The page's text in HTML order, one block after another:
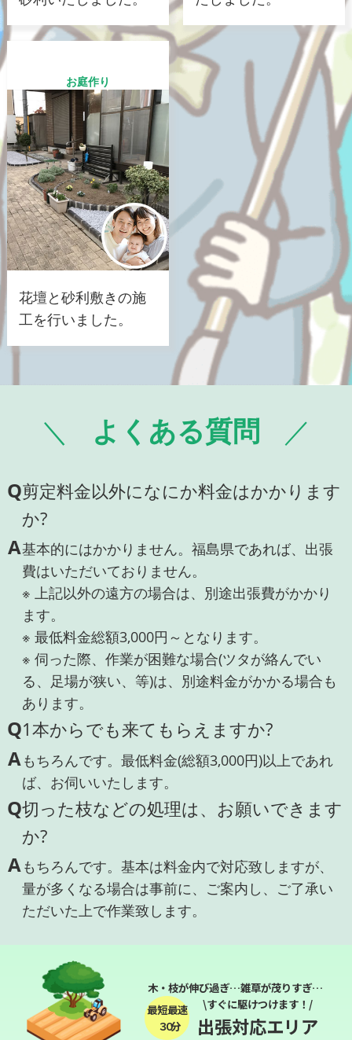
お庭作り
花壇と砂利敷きの施
工を行いました。
よくある質問
Q剪定料金以外になにか料金はかかります
か?
A基本的にはかかりません。福島県であれば、出張
費はいただいておりません。
※ 上記以外の遠方の場合は、別途出張費がかかり
ます。
※ 最低料金総額3,000円～となります。
※ 伺った際、作業が困難な場合(ツタが絡んでい
る、足場が狭い、等)は、別途料金がかかる場合も
あります。
Q1本からでも来てもらえますか?
Aもちろんです。最低料金(総額3,000円)以上であれ
ば、お伺いいたします。
Q切った枝などの処理は、お願いできます
か?
Aもちろんです。基本は料金内で対応致しますが、
量が多くなる場合は事前に、ご案内し、ご了承い
ただいた上で作業致します。
木・枝が伸び過ぎ…雑草が茂りすぎ…
最短最速
３０分
\すぐに駆けつけます！/
出張対応エリア